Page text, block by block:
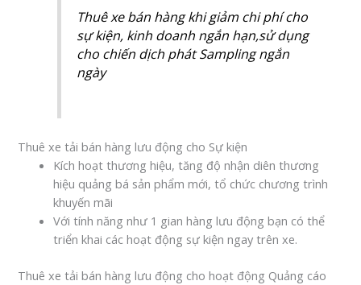
Thuê xe bán hàng khi giảm chi phí cho
sự kiện, kinh doanh ngắn hạn,sử dụng
cho chiến dịch phát Sampling ngắn
ngày
Thuê xe tải bán hàng lưu động cho Sự kiện
Kích hoạt thương hiệu, tăng độ nhận diên thương
hiệu quảng bá sản phẩm mới, tổ chức chương trình
khuyến mãi
Với tính năng như 1 gian hàng lưu động bạn có thể
triển khai các hoạt động sự kiện ngay trên xe.
Thuê xe tải bán hàng lưu động cho hoạt động Quảng cáo